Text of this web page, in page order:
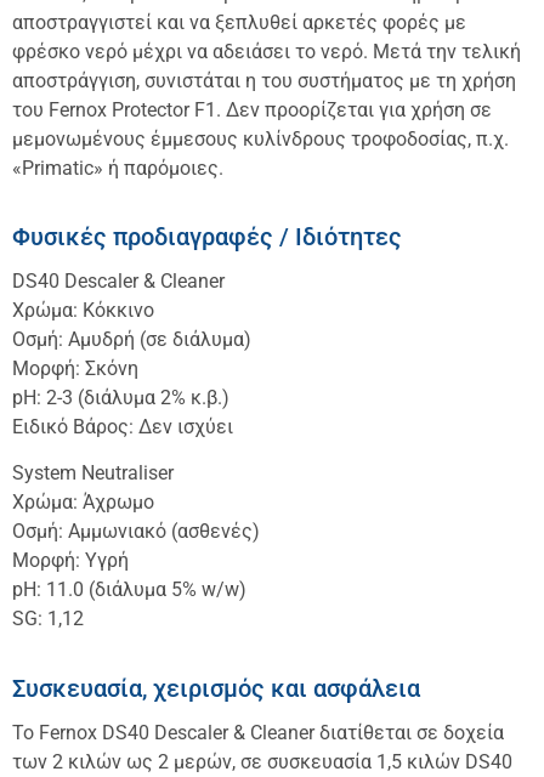
αποστραγγιστεί και να ξεπλυθεί αρκετές φορές με
φρέσκο νερό μέχρι να αδειάσει το νερό. Μετά την τελική
αποστράγγιση, συνιστάται η του συστήματος με τη χρήση
του Fernox Protector F1. Δεν προορίζεται για χρήση σε
μεμονωμένους έμμεσους κυλίνδρους τροφοδοσίας, π.χ.
«Primatic» ή παρόμοιες.
Φυσικές προδιαγραφές / Ιδιότητες
DS40 Descaler & Cleaner
Χρώμα: Κόκκινο
Οσμή: Αμυδρή (σε διάλυμα)
Μορφή: Σκόνη
pH: 2-3 (διάλυμα 2% κ.β.)
Ειδικό Βάρος: Δεν ισχύει
System Neutraliser
Χρώμα: Άχρωμο
Οσμή: Αμμωνιακό (ασθενές)
Μορφή: Υγρή
pH: 11.0 (διάλυμα 5% w/w)
SG: 1,12
Συσκευασία, χειρισμός και ασφάλεια
Το Fernox DS40 Descaler & Cleaner διατίθεται σε δοχεία
των 2 κιλών ως 2 μερών, σε συσκευασία 1,5 κιλών DS40